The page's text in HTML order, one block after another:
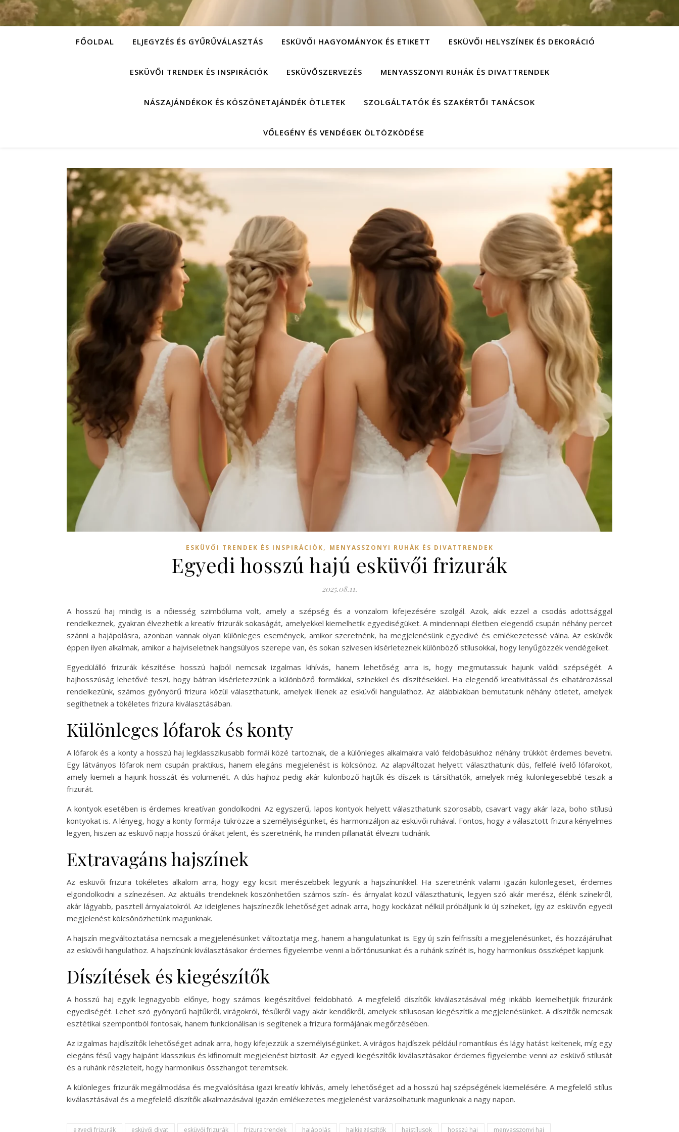
FŐOLDAL ELJEGYZÉS ÉS GYŰRŰVÁLASZTÁS ESKÜVŐI HAGYOMÁNYOK ÉS ETIKETT ESKÜVŐI HELYSZÍNEK ÉS DEKORÁCIÓ
ESKÜVŐI TRENDEK ÉS INSPIRÁCIÓK ESKÜVŐSZERVEZÉS MENYASSZONYI RUHÁK ÉS DIVATTRENDEK
NÁSZAJÁNDÉKOK ÉS KÖSZÖNETAJÁNDÉK ÖTLETEK SZOLGÁLTATÓK ÉS SZAKÉRTŐI TANÁCSOK
VŐLEGÉNY ÉS VENDÉGEK ÖLTÖZKÖDÉSE
ESKÜVŐI TRENDEK ÉS INSPIRÁCIÓK, MENYASSZONYI RUHÁK ÉS DIVATTRENDEK
Egyedi hosszú hajú esküvői frizurák
2025.08.11.
A hosszú haj mindig is a nőiesség szimbóluma volt, amely a szépség és a vonzalom kifejezésére szolgál. Azok, akik ezzel a csodás adottsággal
rendelkeznek, gyakran élvezhetik a kreatív frizurák sokaságát, amelyekkel kiemelhetik egyediségüket. A mindennapi életben elegendő csupán néhány percet
szánni a hajápolásra, azonban vannak olyan különleges események, amikor szeretnénk, ha megjelenésünk egyedivé és emlékezetessé válna. Az esküvők
éppen ilyen alkalmak, amikor a hajviseletnek hangsúlyos szerepe van, és sokan szívesen kísérleteznek különböző stílusokkal, hogy lenyűgözzék vendégeiket.
Egyedülálló frizurák készítése hosszú hajból nemcsak izgalmas kihívás, hanem lehetőség arra is, hogy megmutassuk hajunk valódi szépségét. A
hajhosszúság lehetővé teszi, hogy bátran kísérletezzünk a különböző formákkal, színekkel és díszítésekkel. Ha elegendő kreativitással és elhatározással
rendelkezünk, számos gyönyörű frizura közül választhatunk, amelyek illenek az esküvői hangulathoz. Az alábbiakban bemutatunk néhány ötletet, amelyek
segíthetnek a tökéletes frizura kiválasztásában.
Különleges lófarok és konty
A lófarok és a konty a hosszú haj legklasszikusabb formái közé tartoznak, de a különleges alkalmakra való feldobásukhoz néhány trükköt érdemes bevetni.
Egy látványos lófarok nem csupán praktikus, hanem elegáns megjelenést is kölcsönöz. Az alapváltozat helyett választhatunk dús, felfelé ívelő lófarokot,
amely kiemeli a hajunk hosszát és volumenét. A dús hajhoz pedig akár különböző hajtűk és díszek is társíthatók, amelyek még különlegesebbé teszik a
frizurát.
A kontyok esetében is érdemes kreatívan gondolkodni. Az egyszerű, lapos kontyok helyett választhatunk szorosabb, csavart vagy akár laza, boho stílusú
kontyokat is. A lényeg, hogy a konty formája tükrözze a személyiségünket, és harmonizáljon az esküvői ruhával. Fontos, hogy a választott frizura kényelmes
legyen, hiszen az esküvő napja hosszú órákat jelent, és szeretnénk, ha minden pillanatát élvezni tudnánk.
Extravagáns hajszínek
Az esküvői frizura tökéletes alkalom arra, hogy egy kicsit merészebbek legyünk a hajszínünkkel. Ha szeretnénk valami igazán különlegeset, érdemes
elgondolkodni a színezésen. Az aktuális trendeknek köszönhetően számos szín- és árnyalat közül választhatunk, legyen szó akár merész, élénk színekről,
akár lágyabb, pasztell árnyalatokról. Az ideiglenes hajszínezők lehetőséget adnak arra, hogy kockázat nélkül próbáljunk ki új színeket, így az esküvőn egyedi
megjelenést kölcsönözhetünk magunknak.
A hajszín megváltoztatása nemcsak a megjelenésünket változtatja meg, hanem a hangulatunkat is. Egy új szín felfrissíti a megjelenésünket, és hozzájárulhat
az esküvői hangulathoz. A hajszínünk kiválasztásakor érdemes figyelembe venni a bőrtónusunkat és a ruhánk színét is, hogy harmonikus összképet kapjunk.
Díszítések és kiegészítők
A hosszú haj egyik legnagyobb előnye, hogy számos kiegészítővel feldobható. A megfelelő díszítők kiválasztásával még inkább kiemelhetjük frizuránk
egyediségét. Lehet szó gyönyörű hajtűkről, virágokról, fésűkről vagy akár kendőkről, amelyek stílusosan kiegészítik a megjelenésünket. A díszítők nemcsak
esztétikai szempontból fontosak, hanem funkcionálisan is segítenek a frizura formájának megőrzésében.
Az izgalmas hajdíszítők lehetőséget adnak arra, hogy kifejezzük a személyiségünket. A virágos hajdíszek például romantikus és lágy hatást keltenek, míg egy
elegáns fésű vagy hajpánt klasszikus és kifinomult megjelenést biztosít. Az egyedi kiegészítők kiválasztásakor érdemes figyelembe venni az esküvő stílusát
és a ruhánk részleteit, hogy harmonikus összhangot teremtsek.
A különleges frizurák megálmodása és megvalósítása igazi kreatív kihívás, amely lehetőséget ad a hosszú haj szépségének kiemelésére. A megfelelő stílus
kiválasztásával és a megfelelő díszítők alkalmazásával igazán emlékezetes megjelenést varázsolhatunk magunknak a nagy napon.
egyedi frizurák esküvői divat esküvői frizurák frizura trendek hajápolás hajkiegészítők hajstílusok hosszú haj menyasszonyi haj